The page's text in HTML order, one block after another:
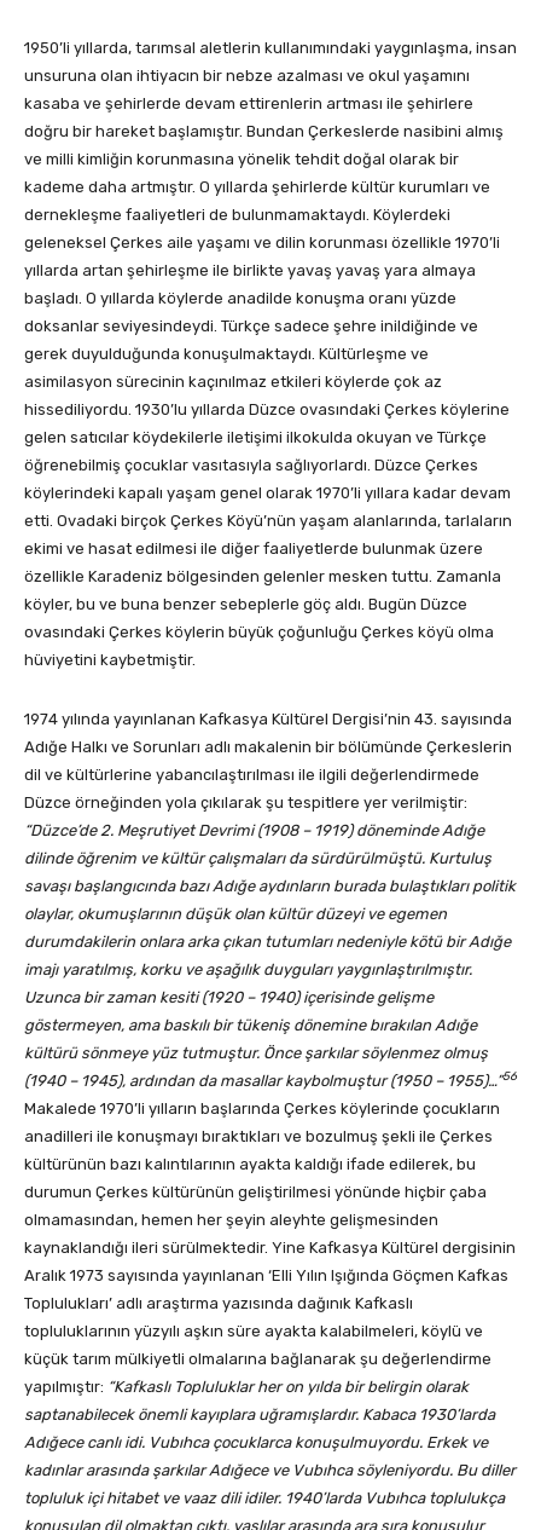
1950’li yıllarda, tarımsal aletlerin kullanımındaki yaygınlaşma, insan
unsuruna olan ihtiyacın bir nebze azalması ve okul yaşamını
kasaba ve şehirlerde devam ettirenlerin artması ile şehirlere
doğru bir hareket başlamıştır. Bundan Çerkeslerde nasibini almış
ve milli kimliğin korunmasına yönelik tehdit doğal olarak bir
kademe daha artmıştır. O yıllarda şehirlerde kültür kurumları ve
dernekleşme faaliyetleri de bulunmamaktaydı. Köylerdeki
geleneksel Çerkes aile yaşamı ve dilin korunması özellikle 1970’li
yıllarda artan şehirleşme ile birlikte yavaş yavaş yara almaya
başladı. O yıllarda köylerde anadilde konuşma oranı yüzde
doksanlar seviyesindeydi. Türkçe sadece şehre inildiğinde ve
gerek duyulduğunda konuşulmaktaydı. Kültürleşme ve
asimilasyon sürecinin kaçınılmaz etkileri köylerde çok az
hissediliyordu. 1930’lu yıllarda Düzce ovasındaki Çerkes köylerine
gelen satıcılar köydekilerle iletişimi ilkokulda okuyan ve Türkçe
öğrenebilmiş çocuklar vasıtasıyla sağlıyorlardı. Düzce Çerkes
köylerindeki kapalı yaşam genel olarak 1970’li yıllara kadar devam
etti. Ovadaki birçok Çerkes Köyü’nün yaşam alanlarında, tarlaların
ekimi ve hasat edilmesi ile diğer faaliyetlerde bulunmak üzere
özellikle Karadeniz bölgesinden gelenler mesken tuttu. Zamanla
köyler, bu ve buna benzer sebeplerle göç aldı. Bugün Düzce
ovasındaki Çerkes köylerin büyük çoğunluğu Çerkes köyü olma
hüviyetini kaybetmiştir.
1974 yılında yayınlanan Kafkasya Kültürel Dergisi’nin 43. sayısında
Adığe Halkı ve Sorunları adlı makalenin bir bölümünde Çerkeslerin
dil ve kültürlerine yabancılaştırılması ile ilgili değerlendirmede
Düzce örneğinden yola çıkılarak şu tespitlere yer verilmiştir:
“Düzce’de 2. Meşrutiyet Devrimi (1908 – 1919) döneminde Adığe
dilinde öğrenim ve kültür çalışmaları da sürdürülmüştü. Kurtuluş
savaşı başlangıcında bazı Adığe aydınların burada bulaştıkları politik
olaylar, okumuşlarının düşük olan kültür düzeyi ve egemen
durumdakilerin onlara arka çıkan tutumları nedeniyle kötü bir Adığe
imajı yaratılmış, korku ve aşağılık duyguları yaygınlaştırılmıştır.
Uzunca bir zaman kesiti (1920 – 1940) içerisinde gelişme
göstermeyen, ama baskılı bir tükeniş dönemine bırakılan Adığe
kültürü sönmeye yüz tutmuştur. Önce şarkılar söylenmez olmuş
(1940 – 1945), ardından da masallar kaybolmuştur (1950 – 1955)…”56
Makalede 1970’li yılların başlarında Çerkes köylerinde çocukların
anadilleri ile konuşmayı bıraktıkları ve bozulmuş şekli ile Çerkes
kültürünün bazı kalıntılarının ayakta kaldığı ifade edilerek, bu
durumun Çerkes kültürünün geliştirilmesi yönünde hiçbir çaba
olmamasından, hemen her şeyin aleyhte gelişmesinden
kaynaklandığı ileri sürülmektedir. Yine Kafkasya Kültürel dergisinin
Aralık 1973 sayısında yayınlanan ‘Elli Yılın Işığında Göçmen Kafkas
Toplulukları’ adlı araştırma yazısında dağınık Kafkaslı
topluluklarının yüzyılı aşkın süre ayakta kalabilmeleri, köylü ve
küçük tarım mülkiyetli olmalarına bağlanarak şu değerlendirme
yapılmıştır: “Kafkaslı Topluluklar her on yılda bir belirgin olarak
saptanabilecek önemli kayıplara uğramışlardır. Kabaca 1930’larda
Adığece canlı idi. Vubıhca çocuklarca konuşulmuyordu. Erkek ve
kadınlar arasında şarkılar Adığece ve Vubıhca söyleniyordu. Bu diller
topluluk içi hitabet ve vaaz dili idiler. 1940’larda Vubıhca toplulukça
konuşulan dil olmaktan çıktı, yaşlılar arasında ara sıra konuşulur